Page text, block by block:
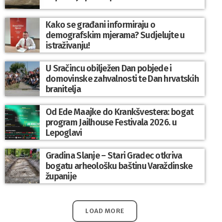
Kako se građani informiraju o
demografskim mjerama? Sudjelujte u
istraživanju!
U Sračincu obilježen Dan pobjede i
domovinske zahvalnosti te Dan hrvatskih
branitelja
Od Ede Maajke do Krankšvestera: bogat
program Jailhouse Festivala 2026. u
Lepoglavi
Gradina Slanje – Stari Gradec otkriva
bogatu arheološku baštinu Varaždinske
županije
LOAD MORE